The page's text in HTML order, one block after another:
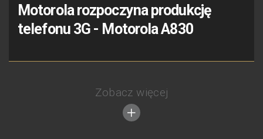
Motorola rozpoczyna produkcję
telefonu 3G - Motorola A830
Zobacz więcej